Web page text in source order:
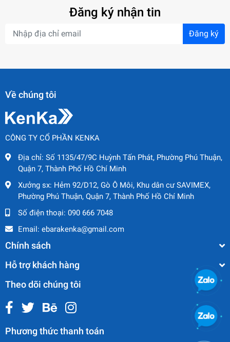
Đăng ký nhận tin
Đăng ký
Về chúng tôi
CÔNG TY CỔ PHẦN KENKA
Địa chỉ: Số 1135/47/9C Huỳnh Tấn Phát, Phường Phú Thuận,
Quận 7, Thành Phố Hồ Chí Minh
Xưởng sx: Hẻm 92/D12, Gò Ô Môi, Khu dân cư SAVIMEX,
Phường Phú Thuận, Quận 7, Thành Phố Hồ Chí Minh
Số điện thoại: 090 666 7048
Email: ebarakenka@gmail.com
Chính sách
Hỗ trợ khách hàng
Theo dõi chúng tôi
Phương thức thanh toán